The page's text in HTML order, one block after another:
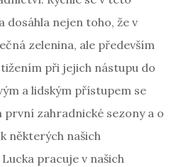
dosáhla nejen toho, že v
zelenina, ale především
při jejich nástupu do
a lidským přístupem se
první zahradnické sezony a o
některých našich
pracuje v našich